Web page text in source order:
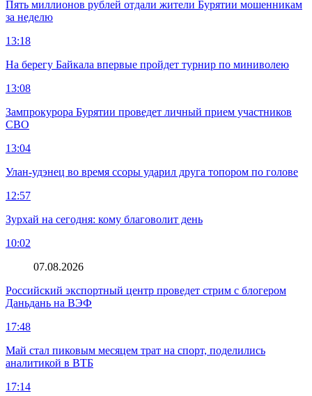
Пять миллионов рублей отдали жители Бурятии мошенникам
за неделю
13:18
На берегу Байкала впервые пройдет турнир по миниволею
13:08
Зампрокурора Бурятии проведет личный прием участников
СВО
13:04
Улан-удэнец во время ссоры ударил друга топором по голове
12:57
Зурхай на сегодня: кому благоволит день
10:02
07.08.2026
Российский экспортный центр проведет стрим с блогером
Даньдань на ВЭФ
17:48
Май стал пиковым месяцем трат на спорт, поделились
аналитикой в ВТБ
17:14